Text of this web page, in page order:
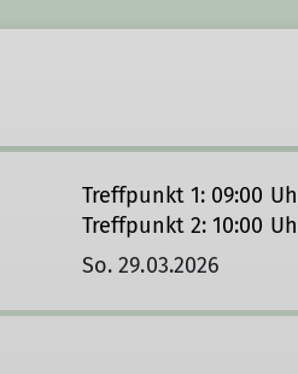
Treffpunkt 1: 09:00
Treffpunkt 2: 10:00
So. 29.03.2026